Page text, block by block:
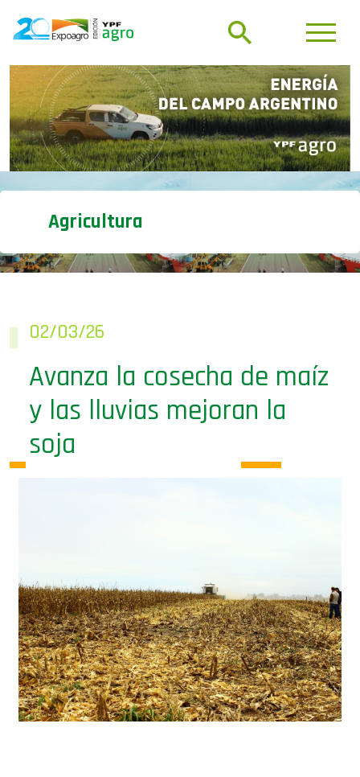
Agricultura
02/03/26
Avanza la cosecha de maíz
y las lluvias mejoran la
soja